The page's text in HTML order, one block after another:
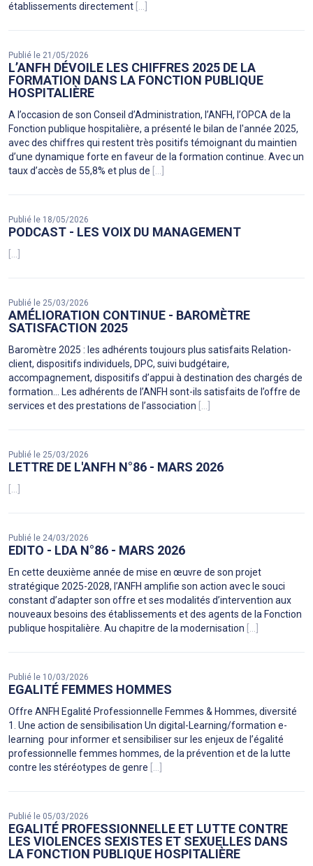
établissements directement [...]
Publié le 21/05/2026
L’ANFH DÉVOILE LES CHIFFRES 2025 DE LA
FORMATION DANS LA FONCTION PUBLIQUE
HOSPITALIÈRE
A l’occasion de son Conseil d’Administration, l’ANFH, l’OPCA de la
Fonction publique hospitalière, a présenté le bilan de l'année 2025,
avec des chiffres qui restent très positifs témoignant du maintien
d’une dynamique forte en faveur de la formation continue. Avec un
taux d’accès de 55,8% et plus de [...]
Publié le 18/05/2026
PODCAST - LES VOIX DU MANAGEMENT
[...]
Publié le 25/03/2026
AMÉLIORATION CONTINUE - BAROMÈTRE
SATISFACTION 2025
Baromètre 2025 : les adhérents toujours plus satisfaits Relation-
client, dispositifs individuels, DPC, suivi budgétaire,
accompagnement, dispositifs d’appui à destination des chargés de
formation… Les adhérents de l’ANFH sont-ils satisfaits de l’offre de
services et des prestations de l’association [...]
Publié le 25/03/2026
LETTRE DE L'ANFH N°86 - MARS 2026
[...]
Publié le 24/03/2026
EDITO - LDA N°86 - MARS 2026
En cette deuxième année de mise en œuvre de son projet
stratégique 2025-2028, l’ANFH amplifie son action avec le souci
constant d’adapter son offre et ses modalités d’intervention aux
nouveaux besoins des établissements et des agents de la Fonction
publique hospitalière. Au chapitre de la modernisation [...]
Publié le 10/03/2026
EGALITÉ FEMMES HOMMES
Offre ANFH Egalité Professionnelle Femmes & Hommes, diversité
1. Une action de sensibilisation Un digital-Learning/formation e-
learning pour informer et sensibiliser sur les enjeux de l’égalité
professionnelle femmes hommes, de la prévention et de la lutte
contre les stéréotypes de genre [...]
Publié le 05/03/2026
EGALITÉ PROFESSIONNELLE ET LUTTE CONTRE
LES VIOLENCES SEXISTES ET SEXUELLES DANS
LA FONCTION PUBLIQUE HOSPITALIÈRE